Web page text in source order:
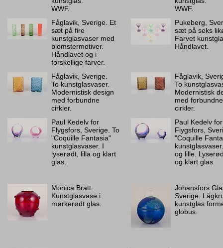
WWF.
WWF.
Fåglavik, Sverige. Et
sæt på fire
kunstglasvaser med
blomstermotiver.
Håndlavet og i
forskellige farver.
Pukeberg,
sæt på seks
Farvet
Håndlavet.
Fåglavik, Sverige.
To kunstglasvaser.
Modernistisk design
med forbundne
cirkler.
Fåglavik,
To
Modernistisk
med forbundne
cirkler.
Paul Kedelv for
Flygsfors, Sverige. To
"Coquille Fantasia"
kunstglasvaser. I
lyserødt, lilla og klart
glas.
Paul Kedelv for
Flygsfors,
"Coquille
og lille.
og klart glas.
Monica Bratt.
Kunstglasvase i
mørkerødt glas.
Johansfors
Sverige.
kunstglas
globus.